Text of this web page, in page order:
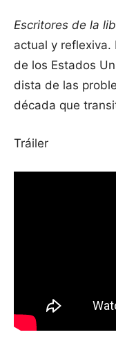
Escritores de la
actual y reflexiva.
de los Estados
dista de las
década que
Tráiler